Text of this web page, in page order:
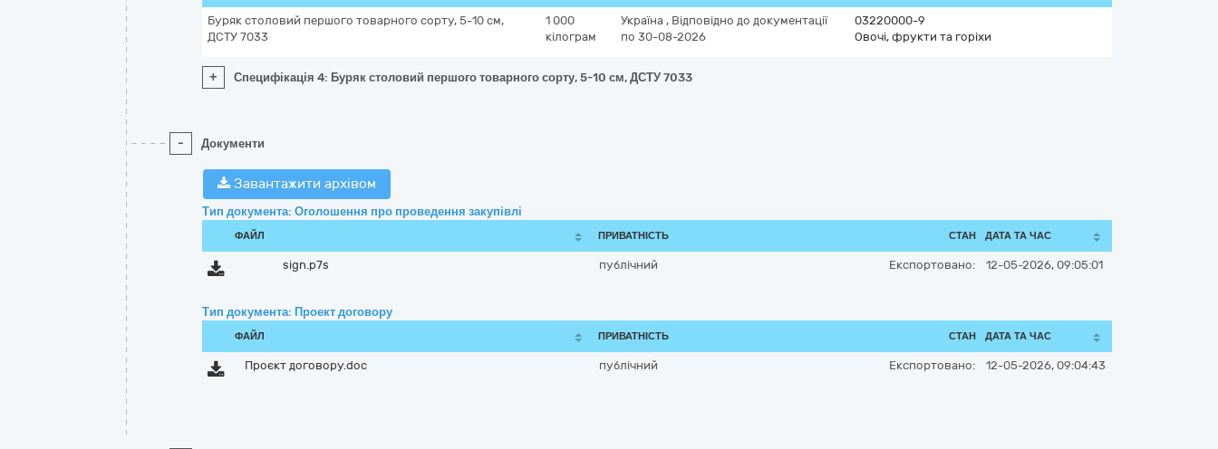
Буряк столовий першого товарного сорту, 5-10 см,
ДСТУ 7033
1 000
кілограм
Україна , Відповідно до документації
по 30-08-2026
03220000-9
Овочі, фрукти та горіхи
+ Специфікація 4: Буряк столовий першого товарного сорту, 5-10 см, ДСТУ 7033
- Документи
Завантажити архівом
Тип документа: Оголошення про проведення закупівлі
ФАЙЛ ПРИВАТНІСТЬ СТАН ДАТА ТА ЧАС
sign.p7s публічний Експортовано: 12-05-2026, 09:05:01
Тип документа: Проект договору
ФАЙЛ ПРИВАТНІСТЬ СТАН ДАТА ТА ЧАС
Проєкт договору.doc публічний Експортовано: 12-05-2026, 09:04:43